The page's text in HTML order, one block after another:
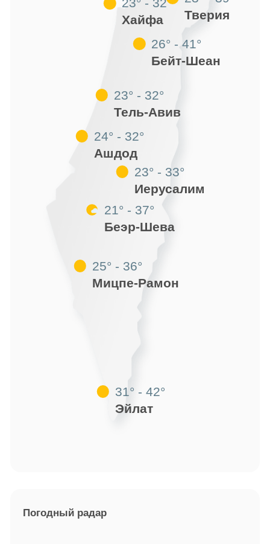
21° - 37°
Беэр-Шева
23° - 32°
Хайфа
24° - 32°
Ашдод
26° - 41°
Бейт-Шеан
Тверия
23° - 33°
Иерусалим
25° - 36°
Мицпе-Рамон
23° - 32°
Тель-Авив
31° - 42°
Эйлат
Погодный радар